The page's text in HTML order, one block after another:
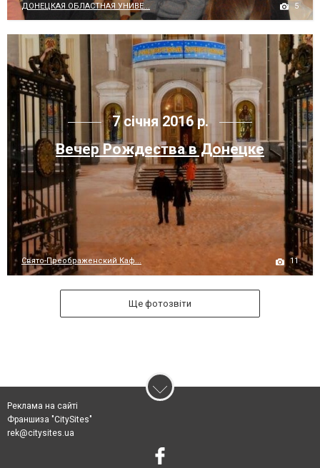
ДОНЕЦКАЯ ОБЛАСТНАЯ УНИВЕ... 5
7 січня 2016 р.
Вечер Рождества в Донецке
Свято-Преображенский Каф... 11
Ще фотозвіти
Реклама на сайті
Франшиза "CitySites"
rek@citysites.ua